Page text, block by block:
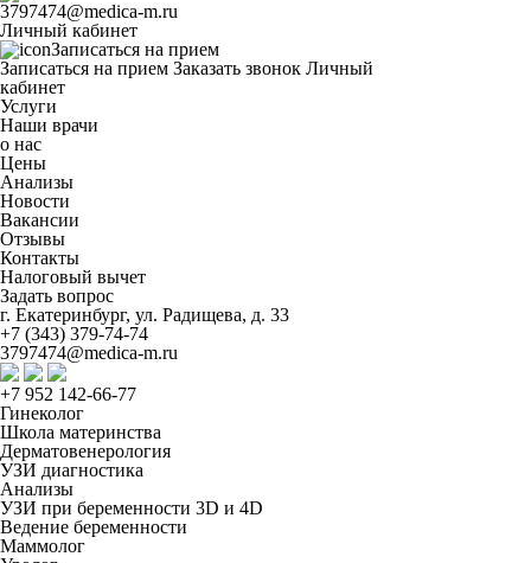
3797474@medica-m.ru
Личный кабинет
Записаться на прием
Записаться на прием Заказать звонок Личный
кабинет
Услуги
Наши врачи
о нас
Цены
Анализы
Новости
Вакансии
Отзывы
Контакты
Налоговый вычет
Задать вопрос
г. Екатеринбург, ул. Радищева, д. 33
+7 (343) 379-74-74
3797474@medica-m.ru
+7 952 142-66-77
Гинеколог
Школа материнства
Дерматовенерология
УЗИ диагностика
Анализы
УЗИ при беременности 3D и 4D
Ведение беременности
Маммолог